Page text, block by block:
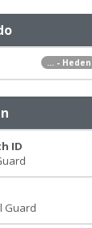
... - Heden
ID
Guard